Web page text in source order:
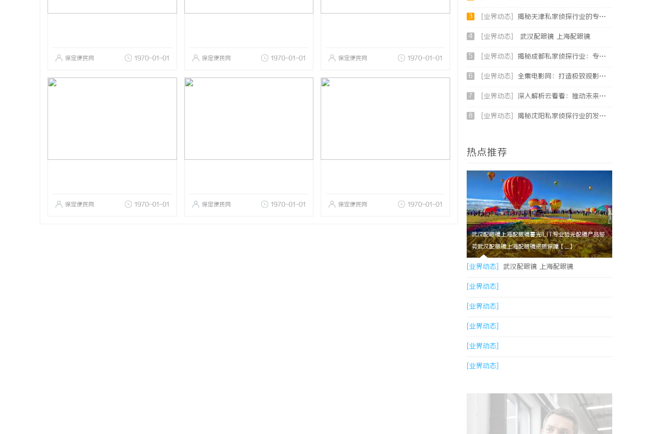
保定便民网 1970-01-01 保定便民网 1970-01-01 保定便民网 1970-01-01
保定便民网 1970-01-01 保定便民网 1970-01-01 保定便民网 1970-01-01
3 [业界动态] 揭秘天津私家侦探行业的专业服务与发展趋势
4 [业界动态] 武汉配眼镜 上海配眼镜
5 [业界动态] 揭秘成都私家侦探行业：专业服务助力城市安宁
6 [业界动态] 全集电影网：打造极致观影体验的全能影视平台
7 [业界动态] 深入解析云看看：推动未来数字化转型的创新平台
8 [业界动态] 揭秘沈阳私家侦探行业的发展与应用：专业侦探服务的全方位解析
热点推荐
武汉配眼镜上海配眼镜暮光ILIT专业验光配镜产品服
务武汉配眼镜上海配眼镜资质保障【....】
[业界动态] 武汉配眼镜 上海配眼镜
[业界动态]
[业界动态]
[业界动态]
[业界动态]
[业界动态]